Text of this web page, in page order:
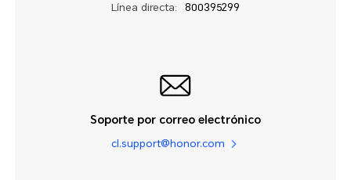
Línea directa: 800395299
Soporte por correo electrónico
cl.support@honor.com